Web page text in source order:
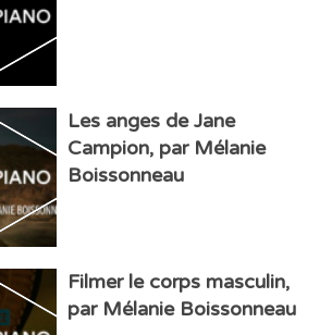
Les anges de Jane
Campion, par Mélanie
Boissonneau
Filmer le corps masculin,
par Mélanie Boissonneau